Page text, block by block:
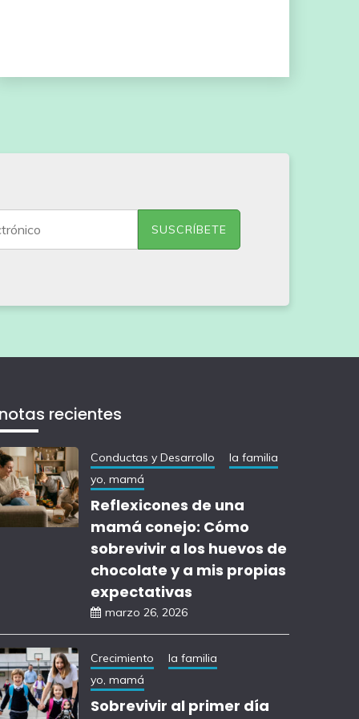
recientes
Conductas y Desarrollo
la familia
yo, mamá
Reflexicones de una
mamá conejo: Cómo
sobrevivir a los huevos de
chocolate y a mis propias
expectativas
marzo 26, 2026
Crecimiento
la familia
yo, mamá
Sobrevivir al primer día